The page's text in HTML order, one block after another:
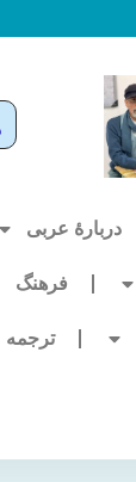
دربارۀ عربی
فرهنگ
ترجمه